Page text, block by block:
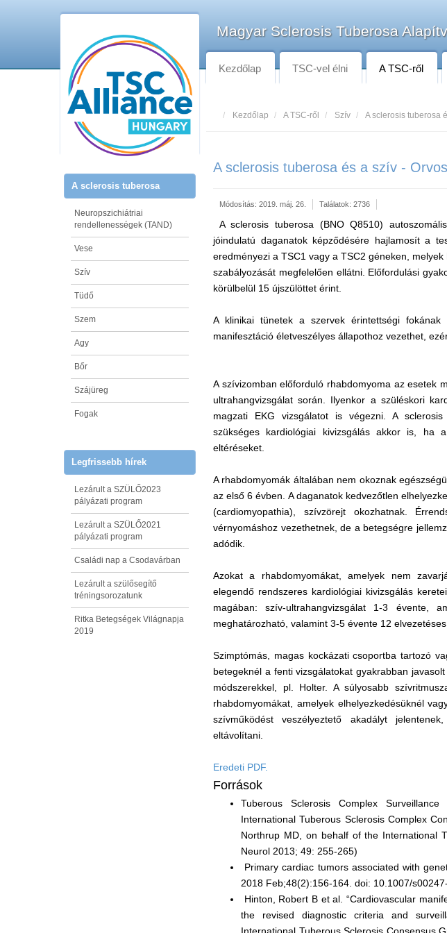
A sclerosis tuberosa
Neuropszichiátriai
rendellenességek (TAND)
Vese
Szív
Tüdő
Szem
Agy
Bőr
Szájüreg
Fogak
Legfrissebb hírek
Lezárult a SZÜLŐ2023
pályázati program
Lezárult a SZÜLŐ2021
pályázati program
Családi nap a Csodavárban
Lezárult a szülősegítő
tréningsorozatunk
Ritka Betegségek Világnapja
2019
Magyar Sclerosis Tuberosa
Kezdőlap TSC-vel élni A TSC-ről
Kezdőlap A TSC-ről Szív A sclerosis tuberosa
A sclerosis tuberosa és a szív -
Módosítás: 2019. máj. 26. Találatok: 2736
A sclerosis tuberosa (BNO Q8510)
jóindulatú daganatok képződésére hajlamosít a
eredményezi a TSC1 vagy a TSC2 géneken,
szabályozását megfelelően ellátni. Előfordulási
körülbelül 15 újszülöttet érint.
A klinikai tünetek a szervek érintettségi fokának
manifesztáció életveszélyes állapothoz vezethet,
A szívizomban előforduló rhabdomyoma az esetek
ultrahangvizsgálat során. Ilyenkor a szüléskori
magzati EKG vizsgálatot is végezni. A sclerosis
szükséges kardiológiai kivizsgálás akkor is, ha
eltéréseket.
A rhabdomyomák általában nem okoznak
az első 6 évben. A daganatok kedvezőtlen
(cardiomyopathia), szívzörejt okozhatnak.
vérnyomáshoz vezethetnek, de a betegségre
adódik.
Azokat a rhabdomyomákat, amelyek nem
elegendő rendszeres kardiológiai kivizsgálás
magában: szív-ultrahangvizsgálat 1-3 évente,
meghatározható, valamint 3-5 évente 12 elvezetéses
Szimptómás, magas kockázati csoportba tartozó
betegeknél a fenti vizsgálatokat gyakrabban
módszerekkel, pl. Holter. A súlyosabb
rhabdomyomákat, amelyek elhelyezkedésüknél
szívműködést veszélyeztető akadályt
eltávolítani.
Eredeti PDF.
Források
Tuberous Sclerosis Complex
International Tuberous Sclerosis Complex
Northrup MD, on behalf of the International
Neurol 2013; 49: 255-265)
Primary cardiac tumors associated with
2018 Feb;48(2):156-164. doi: 10.1007/
Hinton, Robert B et al. “Cardiovascular
the revised diagnostic criteria and